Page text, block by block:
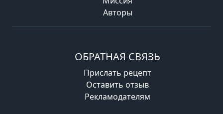
Авторы
ОБРАТНАЯ СВЯЗЬ
Прислать рецепт
Оставить отзыв
Рекламодателям